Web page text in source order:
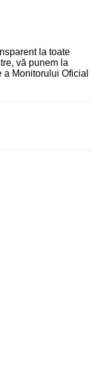
la toate
vă punem la
Monitorului Oficial